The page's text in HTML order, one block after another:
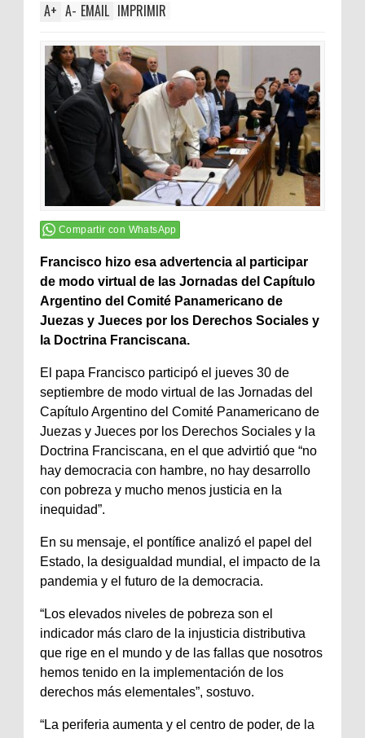
A+ A- EMAIL IMPRIMIR
Compartir con WhatsApp
Francisco hizo esa advertencia al participar
de modo virtual de las Jornadas del Capítulo
Argentino del Comité Panamericano de
Juezas y Jueces por los Derechos Sociales y
la Doctrina Franciscana.
El papa Francisco participó el jueves 30 de
septiembre de modo virtual de las Jornadas del
Capítulo Argentino del Comité Panamericano de
Juezas y Jueces por los Derechos Sociales y la
Doctrina Franciscana, en el que advirtió que “no
hay democracia con hambre, no hay desarrollo
con pobreza y mucho menos justicia en la
inequidad”.
En su mensaje, el pontífice analizó el papel del
Estado, la desigualdad mundial, el impacto de la
pandemia y el futuro de la democracia.
“Los elevados niveles de pobreza son el
indicador más claro de la injusticia distributiva
que rige en el mundo y de las fallas que nosotros
hemos tenido en la implementación de los
derechos más elementales”, sostuvo.
“La periferia aumenta y el centro de poder, de la